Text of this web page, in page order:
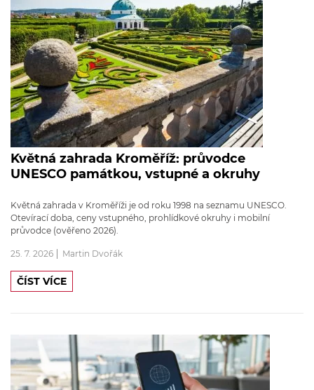
Květná zahrada Kroměříž: průvodce
UNESCO památkou, vstupné a okruhy
Květná zahrada v Kroměříži je od roku 1998 na seznamu UNESCO.
Otevírací doba, ceny vstupného, prohlídkové okruhy i mobilní
průvodce (ověřeno 2026).
25. 7. 2026 Martin Dvořák
ČÍST VÍCE